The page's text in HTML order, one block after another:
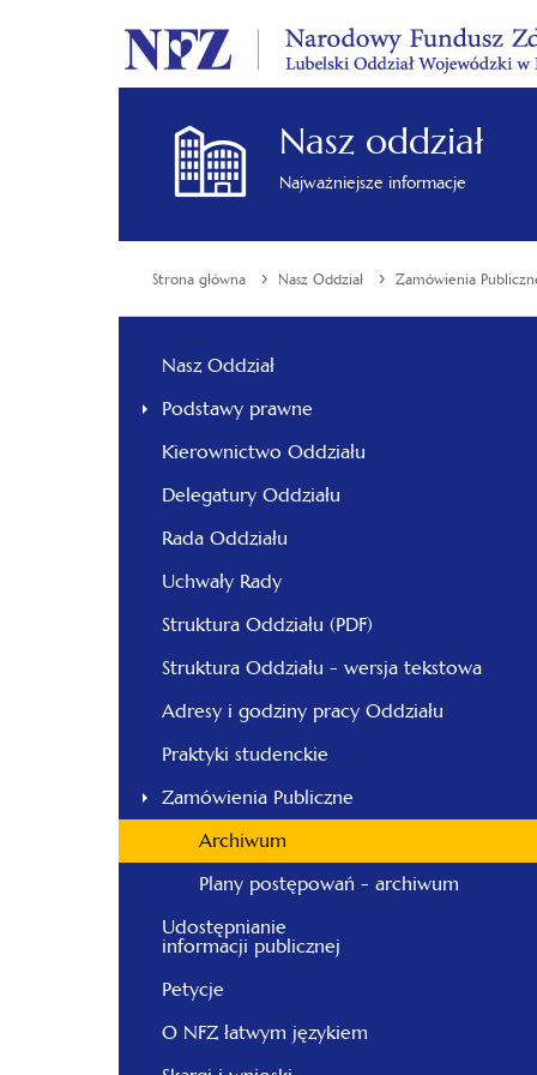
Nasz oddział
Najważniejsze informacje
Strona główna › Nasz Oddział › Zamówienia
Nasz Oddział
Podstawy prawne
Kierownictwo Oddziału
Delegatury Oddziału
Rada Oddziału
Uchwały Rady
Struktura Oddziału (PDF)
Struktura Oddziału - wersja tekstowa
Adresy i godziny pracy Oddziału
Praktyki studenckie
Zamówienia Publiczne
Archiwum
Plany postępowań - archiwum
Udostępnianie
informacji publicznej
Petycje
O NFZ łatwym językiem